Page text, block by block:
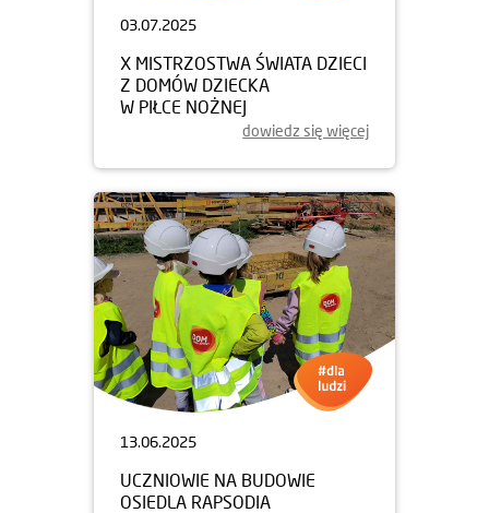
03.07.2025
X MISTRZOSTWA ŚWIATA DZIECI
Z DOMÓW DZIECKA
W PIŁCE NOŻNEJ
dowiedz się więcej
13.06.2025
UCZNIOWIE NA BUDOWIE
OSIEDLA RAPSODIA